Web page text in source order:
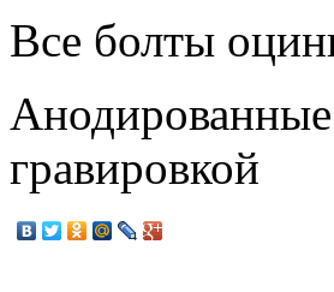
Все болты
Анодированные
гравировкой